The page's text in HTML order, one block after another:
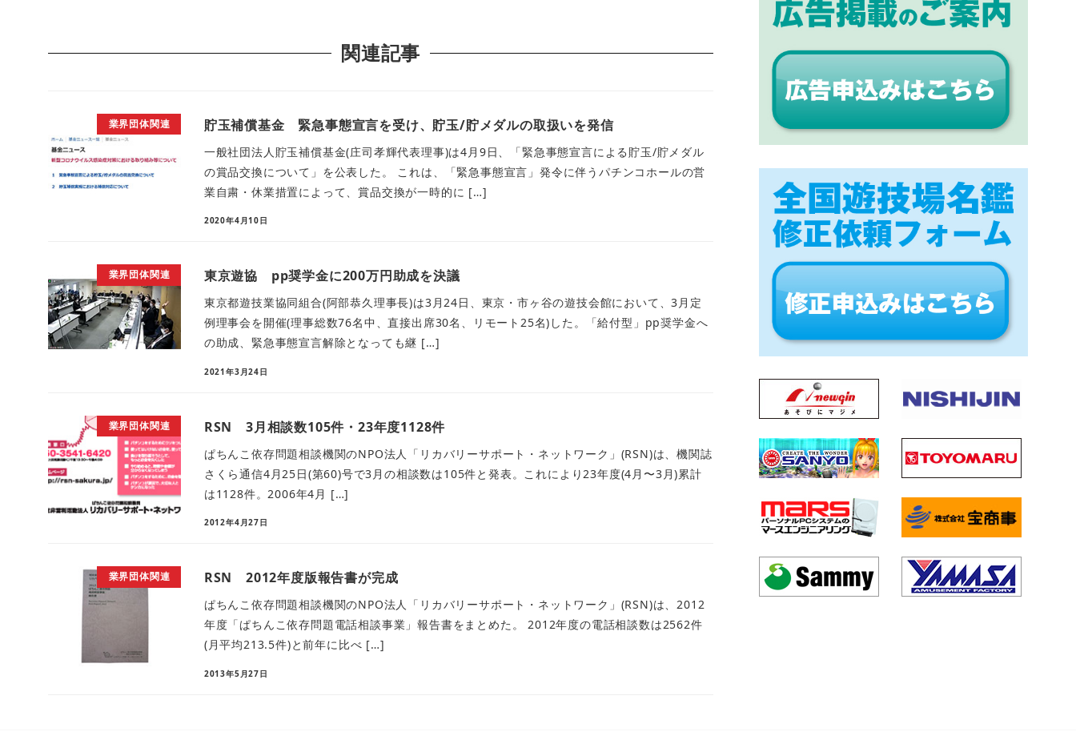
関連記事
業界団体関連 貯玉補償基金 緊急事態宣言を受け、貯玉/貯メダルの取扱いを発信
一般社団法人貯玉補償基金(庄司孝輝代表理事)は4月9日、「緊急事態宣言による貯玉/貯メダル
の賞品交換について」を公表した。 これは、「緊急事態宣言」発令に伴うパチンコホールの営
業自粛・休業措置によって、賞品交換が一時的に […]
2020年4月10日
業界団体関連 東京遊協 pp奨学金に200万円助成を決議
東京都遊技業協同組合(阿部恭久理事長)は3月24日、東京・市ヶ谷の遊技会館において、3月定
例理事会を開催(理事総数76名中、直接出席30名、リモート25名)した。「給付型」pp奨学金へ
の助成、緊急事態宣言解除となっても継 […]
2021年3月24日
業界団体関連 RSN 3月相談数105件・23年度1128件
ぱちんこ依存問題相談機関のNPO法人「リカバリーサポート・ネットワーク」(RSN)は、機関誌
さくら通信4月25日(第60)号で3月の相談数は105件と発表。これにより23年度(4月〜3月)累計
は1128件。2006年4月 […]
2012年4月27日
業界団体関連 RSN 2012年度版報告書が完成
ぱちんこ依存問題相談機関のNPO法人「リカバリーサポート・ネットワーク」(RSN)は、2012
年度「ぱちんこ依存問題電話相談事業」報告書をまとめた。 2012年度の電話相談数は2562件
(月平均213.5件)と前年に比べ […]
2013年5月27日